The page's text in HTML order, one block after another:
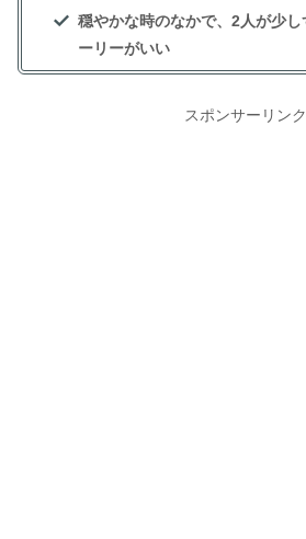
穏やかな時のなかで、2人が少し
ーリーがいい
スポンサーリンク